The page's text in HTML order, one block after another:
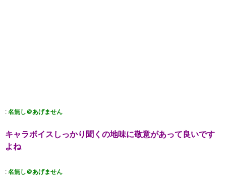
: 名無し＠あげません
キャラボイスしっかり聞くの地味に敬意があって良いです
よね
: 名無し＠あげません